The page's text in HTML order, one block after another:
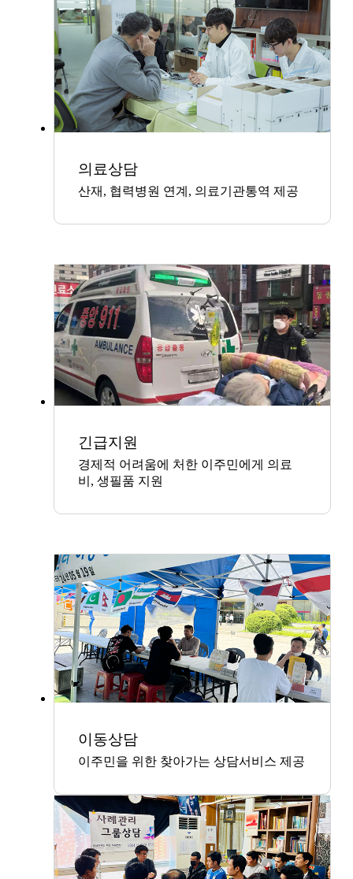
의료상담
산재, 협력병원 연계, 의료기관통역 제공
긴급지원
경제적 어려움에 처한 이주민에게 의료
비, 생필품 지원
이동상담
이주민을 위한 찾아가는 상담서비스 제공